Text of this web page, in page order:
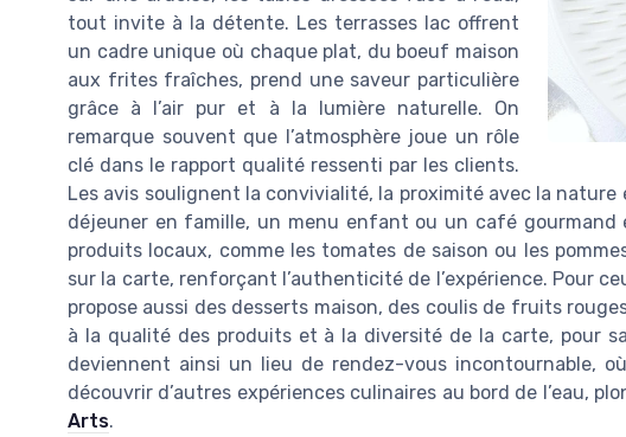
tout invite à la détente. Les terrasses lac offrent
un cadre unique où chaque plat, du boeuf maison
aux frites fraîches, prend une saveur particulière
grâce à l’air pur et à la lumière naturelle. On
remarque souvent que l’atmosphère joue un rôle
clé dans le rapport qualité ressenti par les clients.
Les avis soulignent la convivialité, la proximité avec la nature
déjeuner en famille, un menu enfant ou un café gourmand
produits locaux, comme les tomates de saison ou les
sur la carte, renforçant l’authenticité de l’expérience. Pour
propose aussi des desserts maison, des coulis de fruits
à la qualité des produits et à la diversité de la carte, pour
deviennent ainsi un lieu de rendez-vous incontournable,
découvrir d’autres expériences culinaires au bord de l’eau,
Arts.